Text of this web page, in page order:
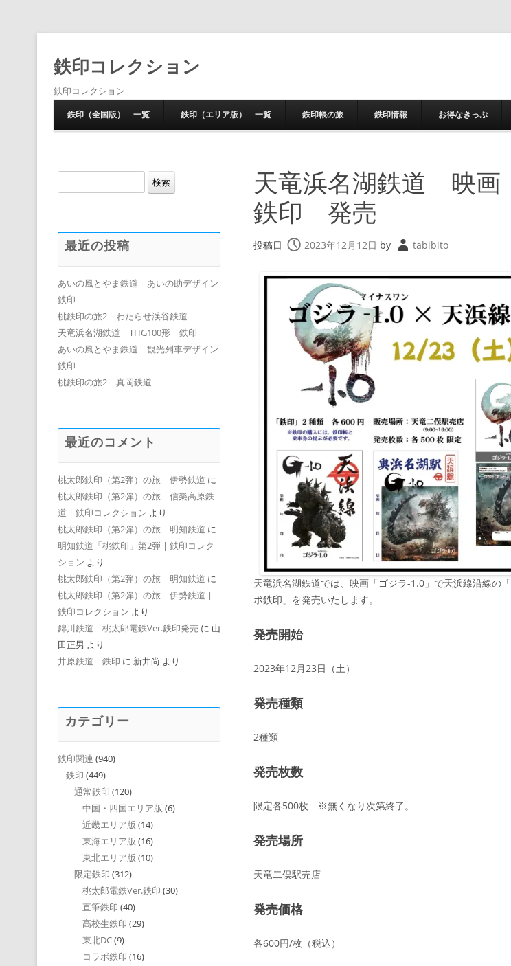
鉄印コレクション
鉄印コレクション
鉄印（全国版） 一覧 鉄印（エリア版） 一覧 鉄印帳の旅 鉄印情報 お得なきっぷ
天竜浜名湖鉄道 映画
鉄印 発売
投稿日 2023年12月12日 by tabibito
天竜浜名湖鉄道では、映画「ゴジラ-1.0」で天浜線沿線の
ボ鉄印」を発売いたします。
発売開始
2023年12月23日（土）
発売種類
2種類
発売枚数
限定各500枚 ※無くなり次第終了。
発売場所
天竜二俣駅売店
発売価格
各600円/枚（税込）
索:
最近の投稿
あいの風とやま鉄道 あいの助デザイン
鉄印
桃鉄印の旅2 わたらせ渓谷鉄道
天竜浜名湖鉄道 THG100形 鉄印
あいの風とやま鉄道 観光列車デザイン
鉄印
桃鉄印の旅2 真岡鉄道
最近のコメント
桃太郎鉄印（第2弾）の旅 伊勢鉄道 に
桃太郎鉄印（第2弾）の旅 信楽高原鉄
道 | 鉄印コレクション より
桃太郎鉄印（第2弾）の旅 明知鉄道 に
明知鉄道「桃鉄印」第2弾 | 鉄印コレク
ション より
桃太郎鉄印（第2弾）の旅 明知鉄道 に
桃太郎鉄印（第2弾）の旅 伊勢鉄道 |
鉄印コレクション より
錦川鉄道 桃太郎電鉄Ver.鉄印発売 に 山
田正男 より
井原鉄道 鉄印 に 新井尚 より
カテゴリー
鉄印関連 (940)
鉄印 (449)
通常鉄印 (120)
中国・四国エリア版 (6)
近畿エリア版 (14)
東海エリア版 (16)
東北エリア版 (10)
限定鉄印 (312)
桃太郎電鉄Ver.鉄印 (30)
直筆鉄印 (40)
高校生鉄印 (29)
東北DC(9)
コラボ鉄印 (16)